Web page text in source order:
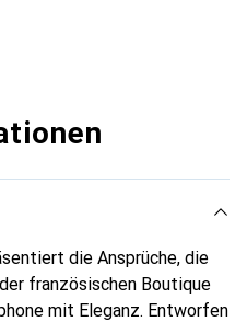
die Ansprüche, die
französischen Boutique
mit Eleganz. Entworfen